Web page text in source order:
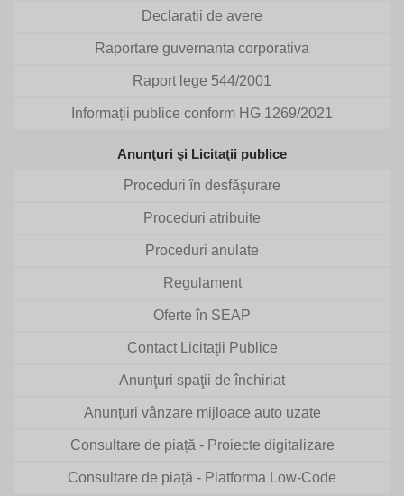
Declaratii de avere
Raportare guvernanta corporativa
Raport lege 544/2001
Informații publice conform HG 1269/2021
Anunţuri şi Licitaţii publice
Proceduri în desfăşurare
Proceduri atribuite
Proceduri anulate
Regulament
Oferte în SEAP
Contact Licitaţii Publice
Anunţuri spaţii de închiriat
Anunțuri vânzare mijloace auto uzate
Consultare de piață - Proiecte digitalizare
Consultare de piață - Platforma Low-Code